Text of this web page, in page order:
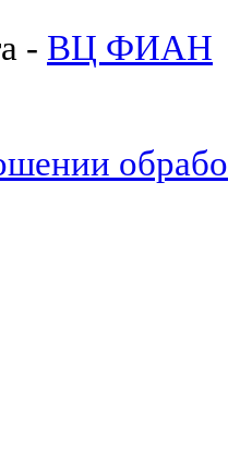
- ВЦ ФИАН